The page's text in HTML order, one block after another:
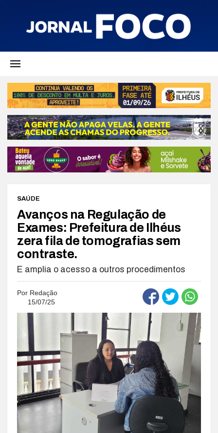
SAÚDE
Avanços na Regulação de
Exames: Prefeitura de Ilhéus
zera fila de tomografias sem
contraste.
E amplia o acesso a outros procedimentos
Por Redação
15/07/25